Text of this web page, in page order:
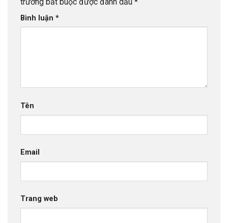
Bình luận *
Tên
Email
Trang web